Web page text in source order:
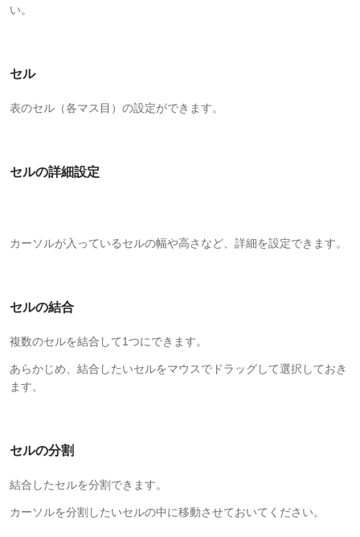
い。
セル
表のセル（各マス目）の設定ができます。
セルの詳細設定
カーソルが入っているセルの幅や高さなど、詳細を設定できます。
セルの結合
複数のセルを結合して1つにできます。
あらかじめ、結合したいセルをマウスでドラッグして選択しておき
ます。
セルの分割
結合したセルを分割できます。
カーソルを分割したいセルの中に移動させておいてください。